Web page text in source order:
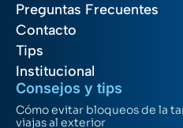
Preguntas Frecuentes
Contacto
Tips
Institucional
Consejos y tips
Cómo evitar bloqueos de la
viajas al exterior